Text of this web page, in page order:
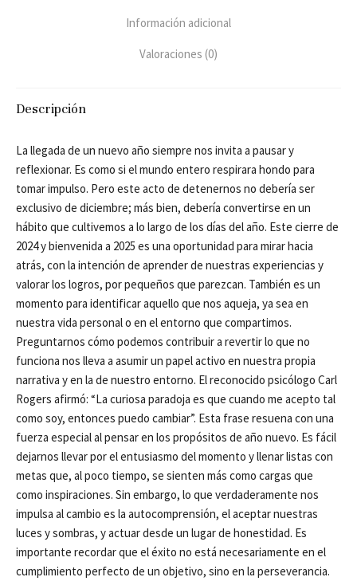
Información adicional
Valoraciones (0)
Descripción
La llegada de un nuevo año siempre nos invita a pausar y
reflexionar. Es como si el mundo entero respirara hondo para
tomar impulso. Pero este acto de detenernos no debería ser
exclusivo de diciembre; más bien, debería convertirse en un
hábito que cultivemos a lo largo de los días del año. Este cierre de
2024 y bienvenida a 2025 es una oportunidad para mirar hacia
atrás, con la intención de aprender de nuestras experiencias y
valorar los logros, por pequeños que parezcan. También es un
momento para identificar aquello que nos aqueja, ya sea en
nuestra vida personal o en el entorno que compartimos.
Preguntarnos cómo podemos contribuir a revertir lo que no
funciona nos lleva a asumir un papel activo en nuestra propia
narrativa y en la de nuestro entorno. El reconocido psicólogo Carl
Rogers afirmó: “La curiosa paradoja es que cuando me acepto tal
como soy, entonces puedo cambiar”. Esta frase resuena con una
fuerza especial al pensar en los propósitos de año nuevo. Es fácil
dejarnos llevar por el entusiasmo del momento y llenar listas con
metas que, al poco tiempo, se sienten más como cargas que
como inspiraciones. Sin embargo, lo que verdaderamente nos
impulsa al cambio es la autocomprensión, el aceptar nuestras
luces y sombras, y actuar desde un lugar de honestidad. Es
importante recordar que el éxito no está necesariamente en el
cumplimiento perfecto de un objetivo, sino en la perseverancia.